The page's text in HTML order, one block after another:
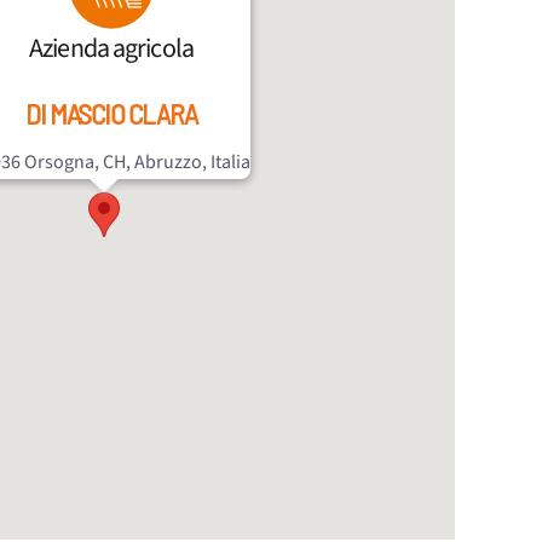
Azienda agricola
DI MASCIO CLARA
Orsogna, CH, Abruzzo, Italia